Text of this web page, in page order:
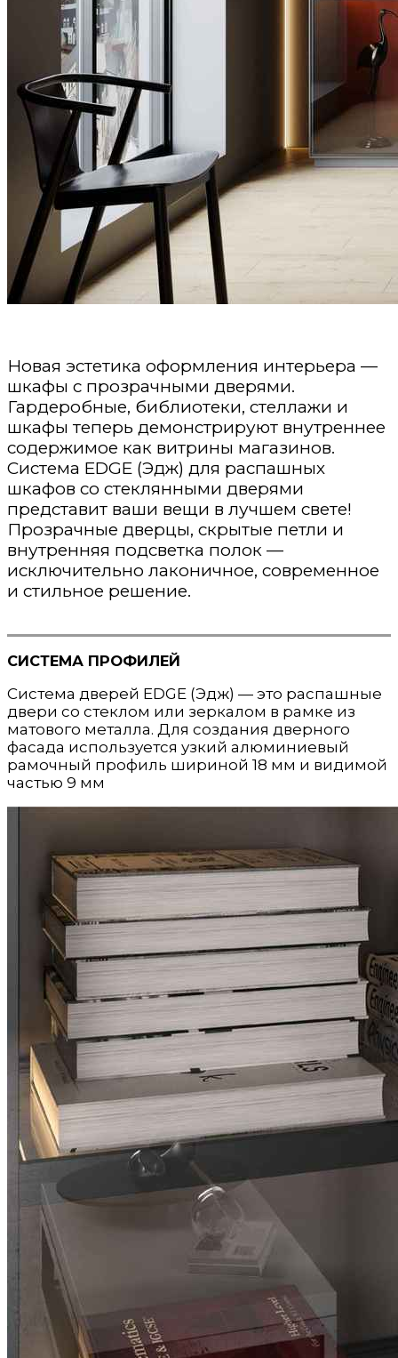
Новая эстетика оформления интерьера —
шкафы с прозрачными дверями.
Гардеробные, библиотеки, стеллажи и
шкафы теперь демонстрируют внутреннее
содержимое как витрины магазинов.
Система EDGE (Эдж) для распашных
шкафов со стеклянными дверями
представит ваши вещи в лучшем свете!
Прозрачные дверцы, скрытые петли и
внутренняя подсветка полок —
исключительно лаконичное, современное
и стильное решение.
СИСТЕМА ПРОФИЛЕЙ
Система дверей EDGE (Эдж) — это распашные
двери со стеклом или зеркалом в рамке из
матового металла. Для создания дверного
фасада используется узкий алюминиевый
рамочный профиль шириной 18 мм и видимой
частью 9 мм